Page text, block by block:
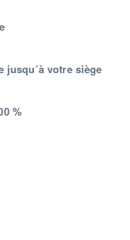
jusqu’à votre siège
%